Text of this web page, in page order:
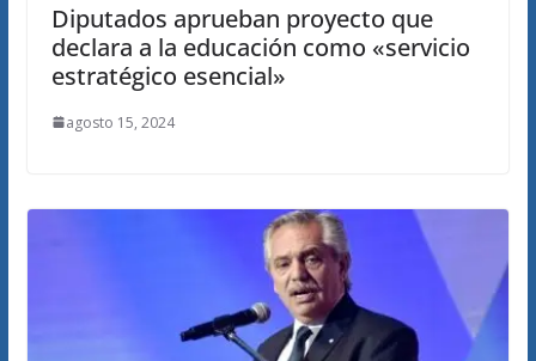
Diputados aprueban proyecto que
declara a la educación como «servicio
estratégico esencial»
agosto 15, 2024